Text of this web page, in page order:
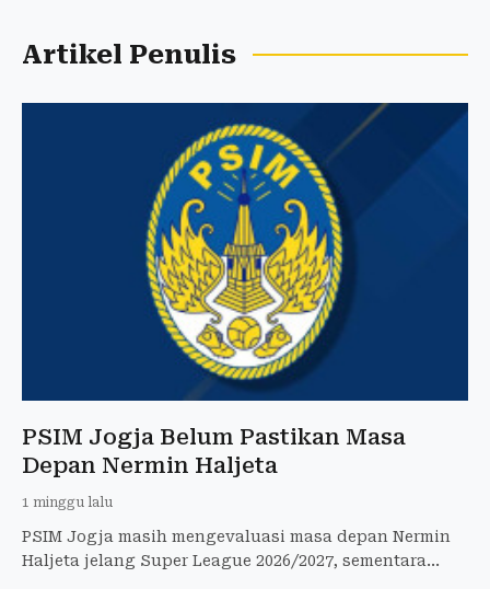
Artikel Penulis
PSIM Jogja Belum Pastikan Masa
Depan Nermin Haljeta
1 minggu lalu
PSIM Jogja masih mengevaluasi masa depan Nermin
Haljeta jelang Super League 2026/2027, sementara